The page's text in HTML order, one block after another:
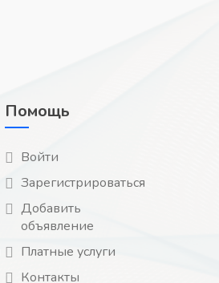
Помощь
Войти
Зарегистрироваться
Добавить
объявление
Платные услуги
Контакты